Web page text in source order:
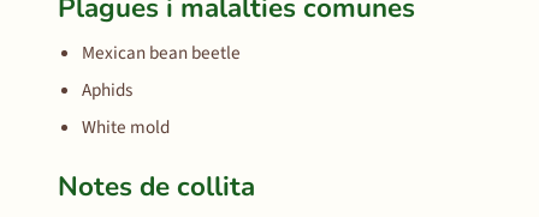
Plagues i malalties comunes
Mexican bean beetle
Aphids
White mold
Notes de collita